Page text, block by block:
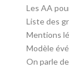
Les AA
Liste des
Mentions
Modèle
On parle